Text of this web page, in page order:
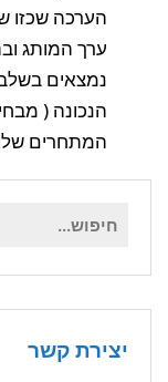
הערכה שכזו
ערך המותג
נמצאים
הנכונה (
המתחרים
יצירת קשר